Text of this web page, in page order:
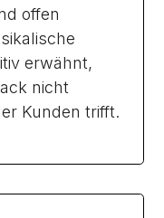
offen
erwähnt,
nicht
Kunden trifft.